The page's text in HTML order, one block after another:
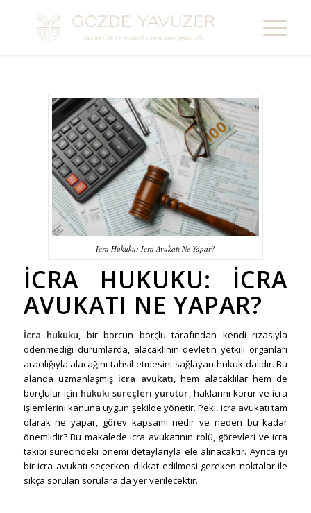
İcra Hukuku: İcra Avukatı Ne Yapar?
İCRA HUKUKU: İCRA
AVUKATI NE YAPAR?
İcra hukuku, bir borcun borçlu tarafından kendi rızasıyla
ödenmediği durumlarda, alacaklının devletin yetkili organları
aracılığıyla alacağını tahsil etmesini sağlayan hukuk dalıdır. Bu
alanda uzmanlaşmış icra avukatı, hem alacaklılar hem de
borçlular için hukuki süreçleri yürütür, haklarını korur ve icra
işlemlerini kanuna uygun şekilde yönetir. Peki, icra avukatı tam
olarak ne yapar, görev kapsamı nedir ve neden bu kadar
önemlidir? Bu makalede icra avukatının rolü, görevleri ve icra
takibi sürecindeki önemi detaylarıyla ele alınacaktır. Ayrıca iyi
bir icra avukatı seçerken dikkat edilmesi gereken noktalar ile
sıkça sorulan sorulara da yer verilecektir.